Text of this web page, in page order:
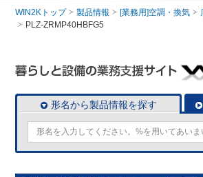
WIN2Kトップ 製品情報 [業務用]空調・換気
PLZ-ZRMP40HBFG5
形名から製品情報を探す